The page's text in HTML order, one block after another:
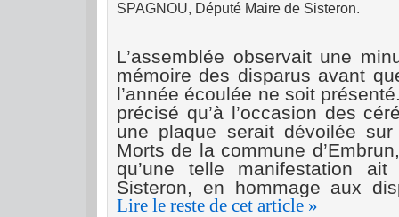
SPAGNOU, Député Maire de Sisteron.
L’assemblée observait une
mémoire des disparus avant
l’année écoulée ne soit
précisé qu’à l’occasion des
une plaque serait dévoilée
Morts de la commune
qu’une telle manifestation
Sisteron, en hommage aux
Lire le reste de cet article »